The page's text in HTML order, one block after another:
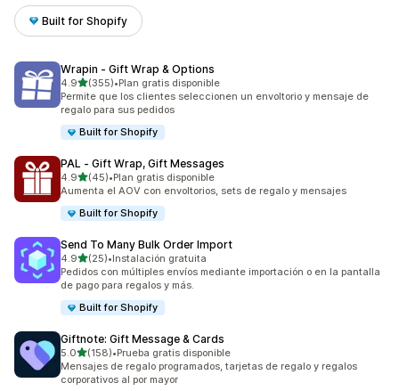
Built for Shopify
Wrapin ‑ Gift Wrap & Options
4.9de 5 estrellas
(355)
355 reseñas en total
•Plan gratis disponible
Permite que los clientes seleccionen un envoltorio y mensaje de
regalo para sus pedidos
Built for Shopify
PAL ‑ Gift Wrap, Gift Messages
4.9de 5 estrellas
(45)
45 reseñas en total
•Plan gratis disponible
Aumenta el AOV con envoltorios, sets de regalo y mensajes
Built for Shopify
Send To Many Bulk Order Import
4.9de 5 estrellas
(25)
25 reseñas en total
•Instalación gratuita
Pedidos con múltiples envíos mediante importación o en la pantalla
de pago para regalos y más.
Built for Shopify
Giftnote: Gift Message & Cards
5.0de 5 estrellas
(158)
158 reseñas en total
•Prueba gratis disponible
Mensajes de regalo programados, tarjetas de regalo y regalos
corporativos al por mayor